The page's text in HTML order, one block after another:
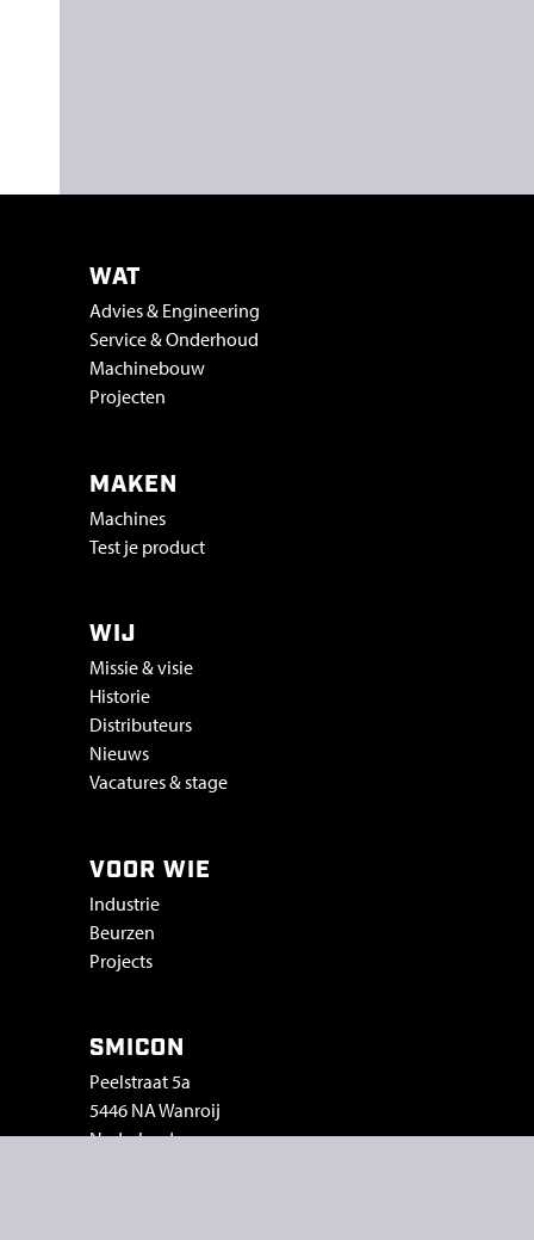
WAT
Advies & Engineering
Service & Onderhoud
Machinebouw
Projecten
MAKEN
Machines
Test je product
WIJ
Missie & visie
Historie
Distributeurs
Nieuws
Vacatures & stage
VOOR WIE
Industrie
Beurzen
Projects
SMICON
Peelstraat 5a
5446 NA Wanroij
Nederland